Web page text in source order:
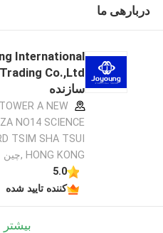
دربارهی ما
International
سازنده
A NEW
NO14 SCIENCE
TSIM SHA TSUI
HONG KONG ,چین
5.0
کننده تایید شده
بیشتر